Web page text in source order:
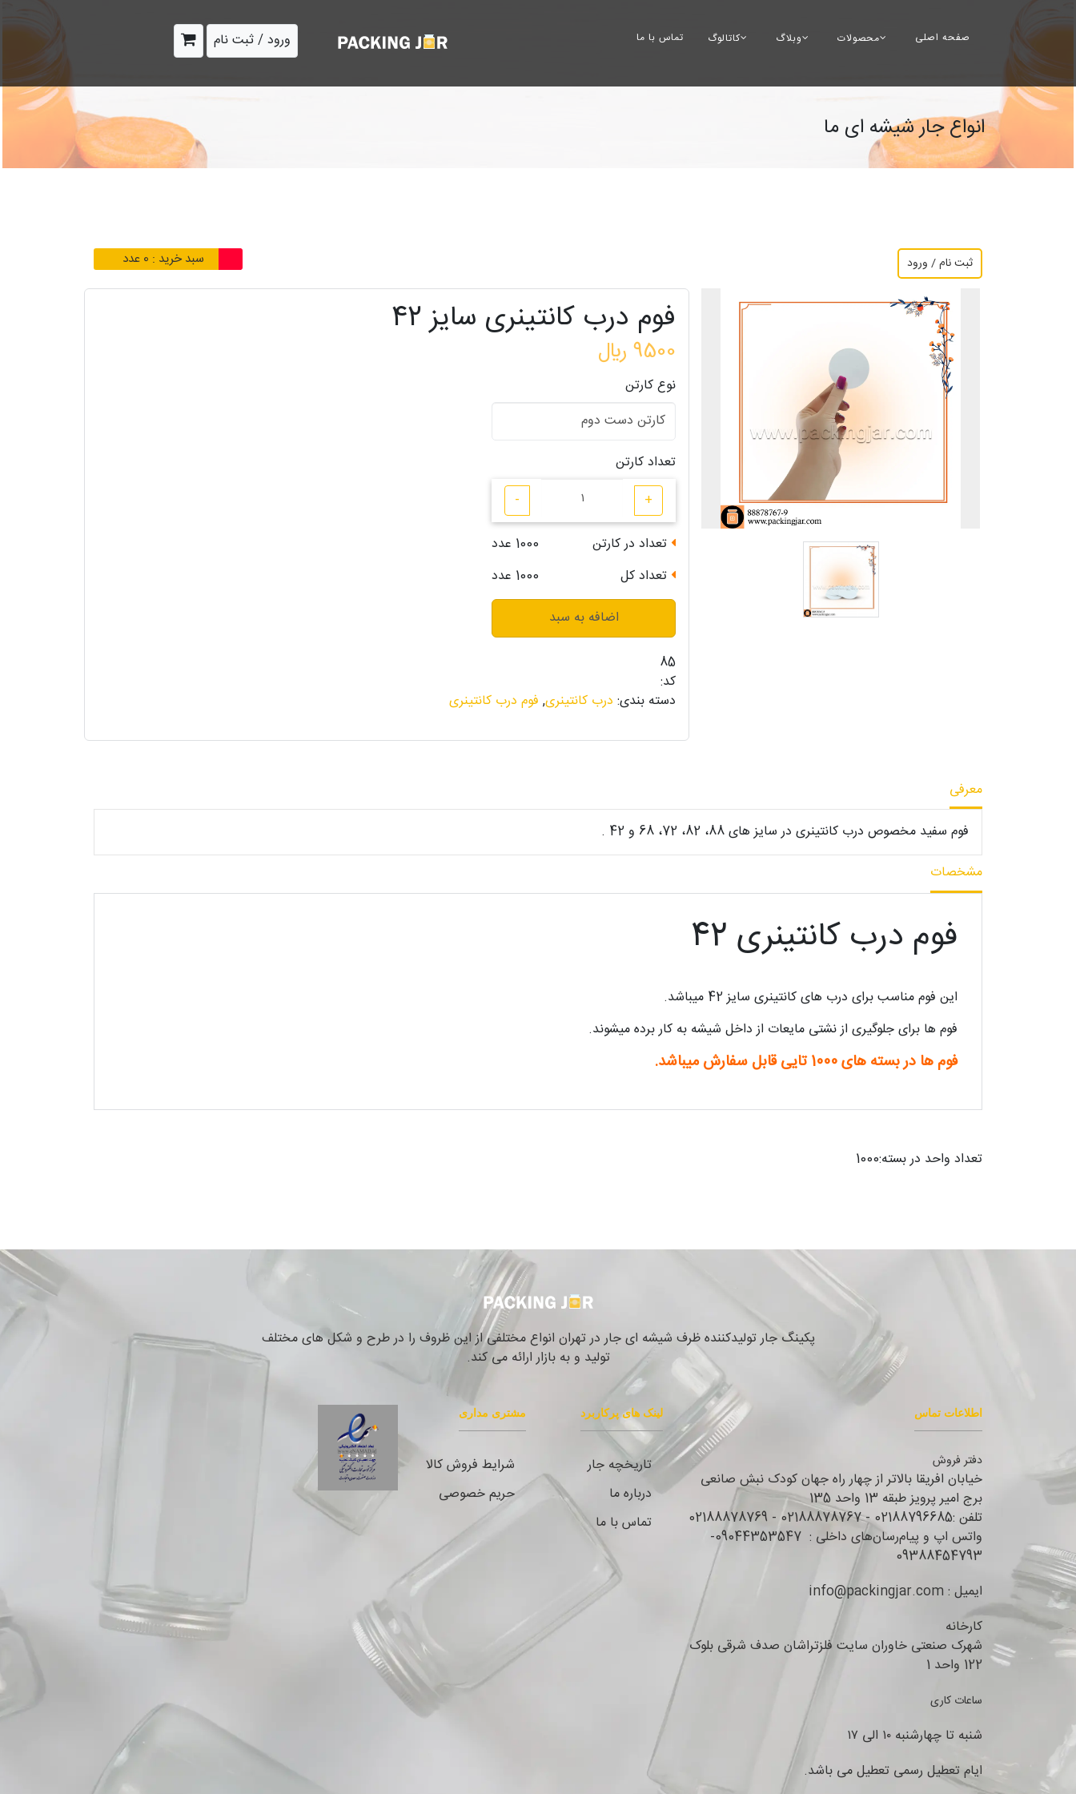
صفحه اصلی محصولات وبلاگ کاتالوگ تماس با ما ورود / ثبت نام
انواع جار شیشه ای ما
سبد خرید : 0 عدد ثبت نام / ورود
فوم درب کانتینری سایز 42
9500 ﷼
نوع کارتن
تعداد کارتن
+
-
تعداد در کارتن 1000 عدد
تعداد کل
1000 عدد
اضافه به سبد
85
کد:
دسته بندی: درب کانتینری, فوم درب کانتینری
معرفی
فوم سفید مخصوص درب کانتینری در سایز های 88، 82، 72، 68 و 42 .
مشخصات
فوم درب کانتینری 42
این فوم مناسب برای درب های کانتینری سایز 42 میباشد.
فوم ها برای جلوگیری از نشتی مایعات از داخل شیشه به کار برده میشوند.
فوم ها در بسته های 1000 تایی قابل سفارش میباشد.
تعداد واحد در بسته:1000
پکینگ جار تولیدکننده ظرف شیشه ای جار در تهران انواع مختلفی از این ظروف را در طرح و شکل های مختلف
تولید و به بازار ارائه می کند.
اطلاعات تماس
دفتر فروش
خیابان افریقا بالاتر از چهار راه جهان کودک نبش صانعی
برج امیر پرویز طبقه 13 واحد 135
تلفن :02188796685 - 02188878767 - 02188878769
واتس اپ و پیام‌رسان‌های داخلی : 09044353547-
09388454793
ایمیل : info@packingjar.com
کارخانه
شهرک صنعتی خاوران سایت فلزتراشان صدف شرقی بلوک
122 واحد 1
ساعات کاری
شنبه تا چهارشنبه ۱۰ الی ۱۷
ایام تعطیل رسمی تعطیل می باشد.
لینک های پرکاربرد
تاریخچه جار
درباره ما
تماس با ما
مشتری مداری
شرایط فروش کالا
حریم خصوصی